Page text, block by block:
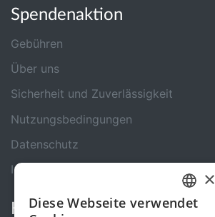
Spendenaktion
Gebühren
Über uns
Sicherheit und Zuverlässigkeit
Nutzungsbedingungen
Datenschutz
Impressum
Kontakt GERMAN
×
Diese Webseite verwendet